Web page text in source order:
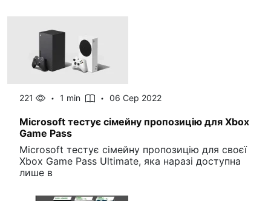
221 1 min 06 Сер 2022
Microsoft тестує сімейну пропозицію для Xbox
Game Pass
Microsoft тестує сімейну пропозицію для своєї
Xbox Game Pass Ultimate, яка наразі доступна
лише в